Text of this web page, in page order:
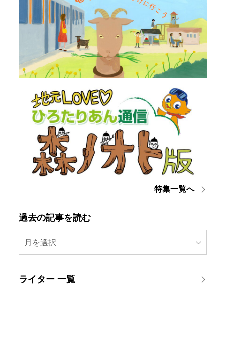
特集一覧へ
過去の記事を読む
月を選択
ライター 一覧